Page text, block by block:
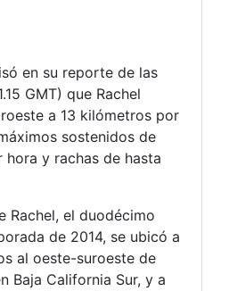
en su reporte de las
GMT) que Rachel
a 13 kilómetros por
sostenidos de
y rachas de hasta
Rachel, el duodécimo
de 2014, se ubicó a
al oeste-suroeste de
Baja California Sur, y a